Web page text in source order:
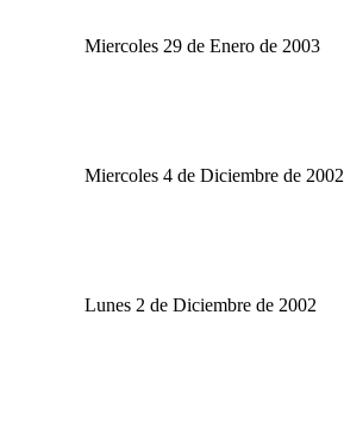
Miercoles 29 de Enero de 2003
Miercoles 4 de Diciembre de 2002
Lunes 2 de Diciembre de 2002